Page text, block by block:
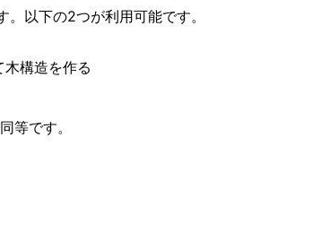
以下の2つが利用可能です。
木構造を作る
等です。